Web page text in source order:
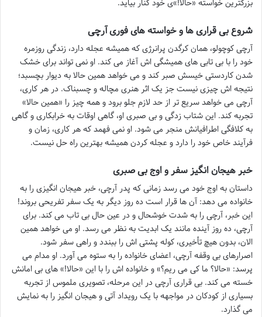
بزرگترین خواسته «حالا!»ی خود کنار بیاید.
شروع بی قراری ها و خواسته های فوری آرچی
آرچی کوچولو، همان کرگدن پرانرژی که همیشه عجله دارد، زندگی روزمره
خود را با بی تابی های همیشگی اش آغاز می کند. او نمی تواند برای خشک
شدن کاردستی خیسش صبر کند و می خواهد همین حالا به دیوار بچسبد؛
نتیجه اش چیزی نیست جز یک اثر هنری مچاله و چسبناک. در هر کاری،
آرچی می خواهد سریع تر از حد لازم جلو برود و همه چیز را «همین حالا»
تجربه کند. این شتاب زدگی و بی صبری او، گاهی اوقات به خرابکاری و گاهی
به کلافگی اطرافیانش منجر می شود. او نمی فهمد که هر کاری، زمان و
فرآیند خاص خود را دارد و عجله کردن همیشه بهترین راه حل نیست.
خبر هیجان انگیز سفر و اوج بی صبری
داستان به اوج خود می رسد زمانی که پدر آرچی، خبر هیجان انگیزی را به
خانواده می دهد: آن ها قرار است ده روز دیگر به یک سفر تفریحی بروند!
این خبر، آرچی را به شدت خوشحال و در عین حال بی تاب می کند. برای
آرچی، ده روز آینده مانند یک ابدیت به نظر می رسد. او می خواهد همین
الان، بدون هیچ تأخیری، کوله پشتی اش را ببندد و راهی سفر شود.
اصرارهای بی وقفه آرچی، اعضای خانواده را به ستوه می آورد. او مدام می
پرسد: «حالا؟ ما کی می ریم؟» و خانواده اش را با این «حالا!» های بی امانش
خسته می کند. بی قراری آرچی در این مرحله، تصویری ملموس از تجربه
بسیاری از کودکان در مواجهه با یک رویداد آتی و هیجان انگیز را به نمایش
می گذارد.